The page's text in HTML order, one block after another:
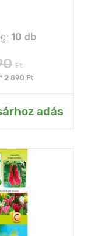
10 db
Ft
2 890 Ft
adás